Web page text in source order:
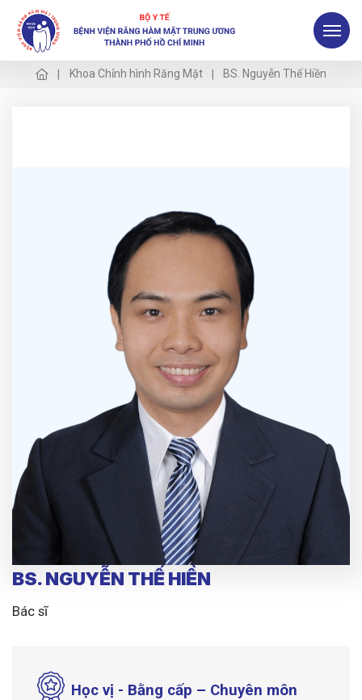
Khoa Chỉnh hình Răng Mặt BS. Nguyễn Thế Hiền
BS. NGUYỄN THẾ HIỀN
Bác sĩ
Học vị - Bằng cấp – Chuyên môn